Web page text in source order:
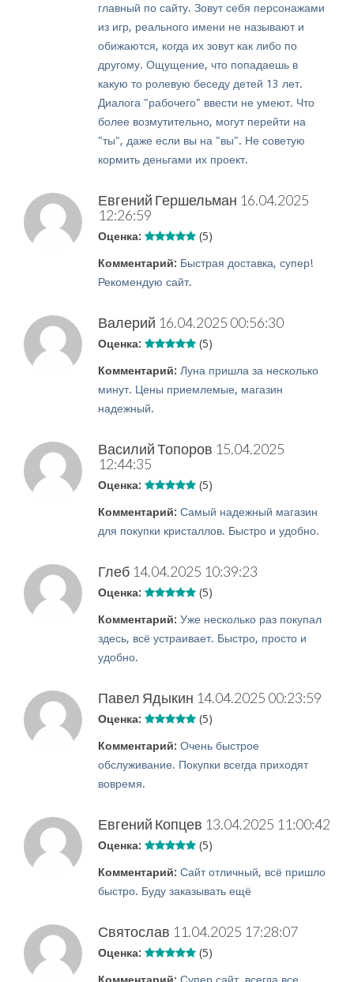
главный по сайту. Зовут себя персонажами
из игр, реального имени не называют и
обижаются, когда их зовут как либо по
другому. Ощущение, что попадаешь в
какую то ролевую беседу детей 13 лет.
Диалога "рабочего" ввести не умеют. Что
более возмутительно, могут перейти на
"ты", даже если вы на "вы". Не советую
кормить деньгами их проект.
Евгений Гершельман 16.04.2025
12:26:59
Оценка: (5)
Комментарий: Быстрая доставка, супер!
Рекомендую сайт.
Валерий 16.04.2025 00:56:30
Оценка: (5)
Комментарий: Луна пришла за несколько
минут. Цены приемлемые, магазин
надежный.
Василий Топоров 15.04.2025
12:44:35
Оценка: (5)
Комментарий: Самый надежный магазин
для покупки кристаллов. Быстро и удобно.
Глеб 14.04.2025 10:39:23
Оценка: (5)
Комментарий: Уже несколько раз покупал
здесь, всё устраивает. Быстро, просто и
удобно.
Павел Ядыкин 14.04.2025 00:23:59
Оценка: (5)
Комментарий: Очень быстрое
обслуживание. Покупки всегда приходят
вовремя.
Евгений Копцев 13.04.2025 11:00:42
Оценка: (5)
Комментарий: Сайт отличный, всё пришло
быстро. Буду заказывать ещё
Святослав 11.04.2025 17:28:07
Оценка: (5)